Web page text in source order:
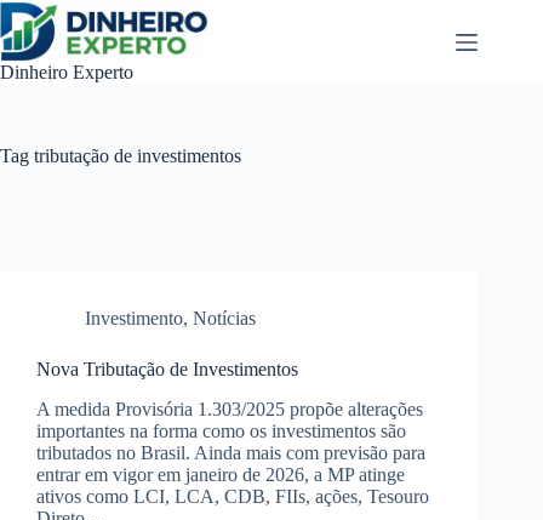
Pular
para
o
conteúdo
Dinheiro Experto
Tag tributação de investimentos
Investimento, Notícias
Nova Tributação de Investimentos
A medida Provisória 1.303/2025 propõe alterações
importantes na forma como os investimentos são
tributados no Brasil. Ainda mais com previsão para
entrar em vigor em janeiro de 2026, a MP atinge
ativos como LCI, LCA, CDB, FIIs, ações, Tesouro